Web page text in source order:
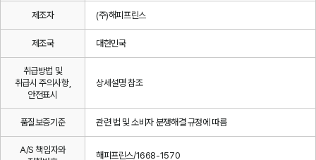
제조자 (주)해피프린스
제조국 대한민국
취급방법 및
취급시 주의사항,
안전표시
상세설명 참조
품질보증기준 관련 법 및 소비자 분쟁해결 규정에 따름
A/S 책임자와
해피프린스/1668-1570